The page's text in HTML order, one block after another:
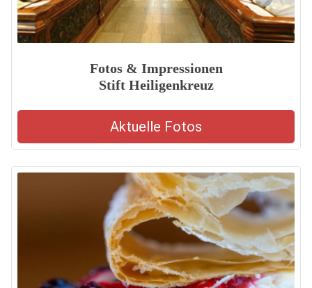
Fotos & Impressionen
Stift Heiligenkreuz
Aktuelle Fotos